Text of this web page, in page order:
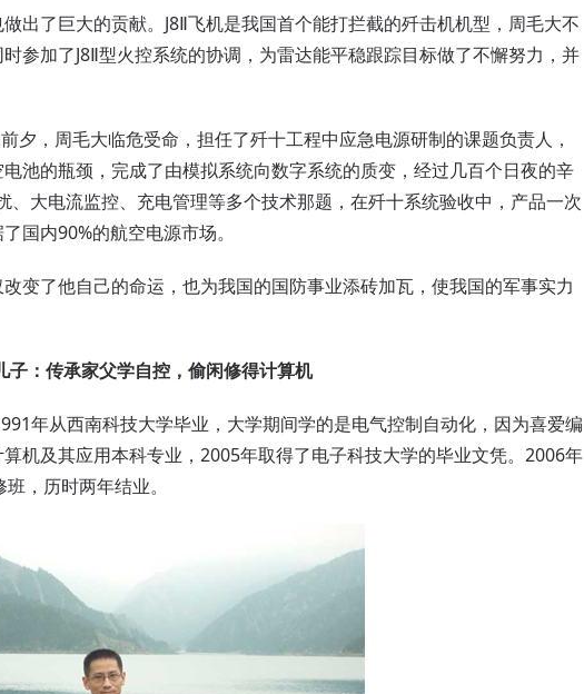
了巨大的贡献。J8Ⅱ飞机是我国首个能打拦截的歼击机机型，周毛大不
参加了J8Ⅱ型火控系统的协调，为雷达能平稳跟踪目标做了不懈努力，并
，周毛大临危受命，担任了歼十工程中应急电源研制的课题负责人，
池的瓶颈，完成了由模拟系统向数字系统的质变，经过几百个日夜的辛
大电流监控、充电管理等多个技术那题，在歼十系统验收中，产品一次
国内90%的航空电源市场。
了他自己的命运，也为我国的国防事业添砖加瓦，使我国的军事实力
子：传承家父学自控，偷闲修得计算机
年从西南科技大学毕业，大学期间学的是电气控制自动化，因为喜爱编
机及其应用本科专业，2005年取得了电子科技大学的毕业文凭。2006年
，历时两年结业。